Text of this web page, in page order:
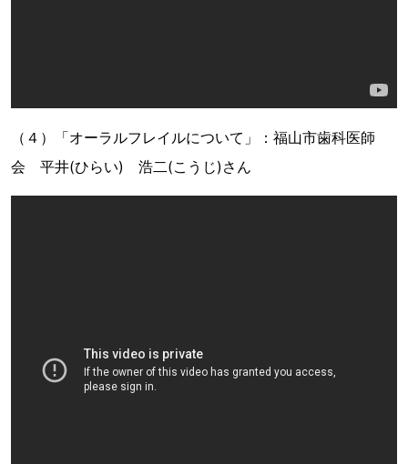
（４）「オーラルフレイルについて」：福山市歯科医師
会 平井(ひらい) 浩二(こうじ)さん